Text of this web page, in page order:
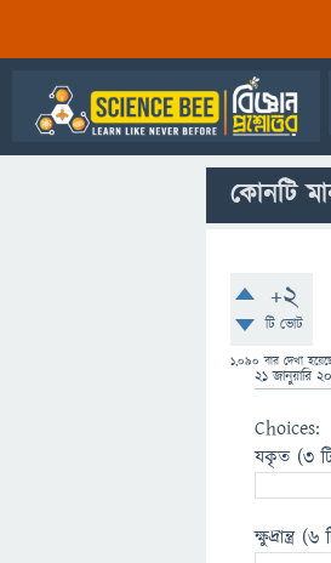
কোনটি
+2
টি ভোট
1,090 বার দেখা
21 জানুয়ারি
Choices:
যকৃত(3
ক্ষুদ্রান্ত্র(6